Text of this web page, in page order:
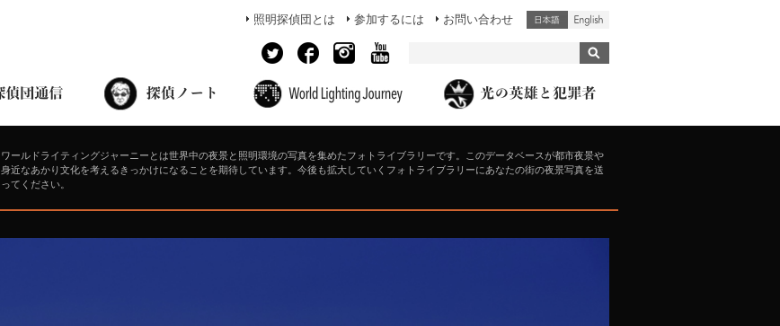
照明探偵団とは 参加するには お問い合わせ
ワールドライティングジャーニーとは世界中の夜景と照明環境の写真を集めたフォトライブラリーです。このデータベースが都市夜景や
身近なあかり文化を考えるきっかけになることを期待しています。今後も拡大していくフォトライブラリーにあなたの街の夜景写真を送
ってください。